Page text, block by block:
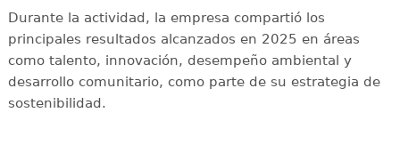
Durante la actividad, la empresa compartió los
principales resultados alcanzados en 2025 en áreas
como talento, innovación, desempeño ambiental y
desarrollo comunitario, como parte de su estrategia de
sostenibilidad.